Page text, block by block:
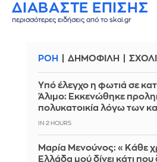
ΔΙΑΒΑΣΤΕ ΕΠΙΣΗΣ
περισσότερες ειδήσεις από το skai.gr
ΡΟΗ ΔΗΜΟΦΙΛΗ
Yπό έλεγχο η φωτιά σε
Άλιμο: Εκκενώθηκε
πολυκατοικία λόγω των
IN 2 HOURS
Μαρία Μενούνος: «Κάθε
Ελλάδα μού δίνει κάτι που